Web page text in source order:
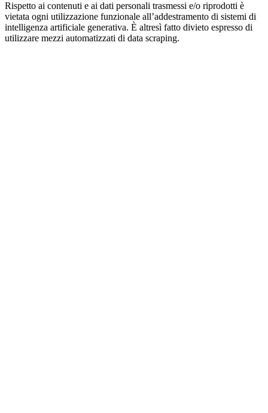
Rispetto ai contenuti e ai dati personali trasmessi e/o riprodotti è
vietata ogni utilizzazione funzionale all’addestramento di sistemi di
intelligenza artificiale generativa. È altresì fatto divieto espresso di
utilizzare mezzi automatizzati di data scraping.